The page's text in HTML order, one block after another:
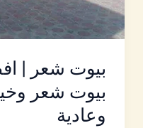
بيوت شعر |
بيوت شعر
وعادية
وخيام
ملكية
وعادية